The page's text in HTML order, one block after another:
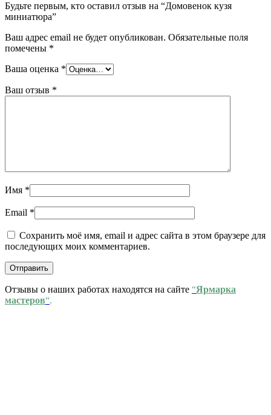
Будьте первым, кто оставил отзыв на “Домовенок кузя
миниатюра”
Ваш адрес email не будет опубликован. Обязательные поля
помечены *
Ваша оценка *
Ваш отзыв *
Имя *
Email *
Сохранить моё имя, email и адрес сайта в этом браузере для
последующих моих комментариев.
Отзывы о наших работах находятся на сайте “Ярмарка
мастеров“.